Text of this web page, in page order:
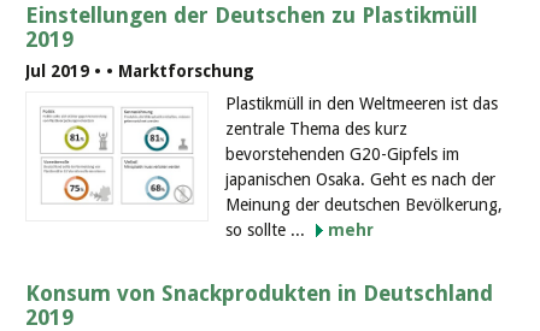
Einstellungen der Deutschen zu Plastikmüll
2019
Jul 2019 • • Marktforschung
Plastikmüll in den Weltmeeren ist das
zentrale Thema des kurz
bevorstehenden G20-Gipfels im
japanischen Osaka. Geht es nach der
Meinung der deutschen Bevölkerung,
so sollte ...
mehr
Konsum von Snackprodukten in Deutschland
2019